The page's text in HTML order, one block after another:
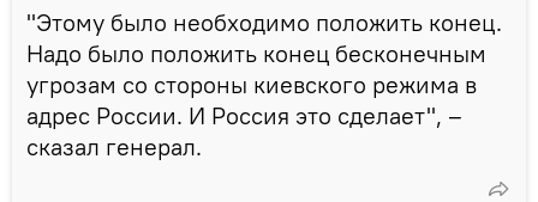
"Этому было необходимо положить конец.
Надо было положить конец бесконечным
угрозам со стороны киевского режима в
адрес России. И Россия это сделает", –
сказал генерал.